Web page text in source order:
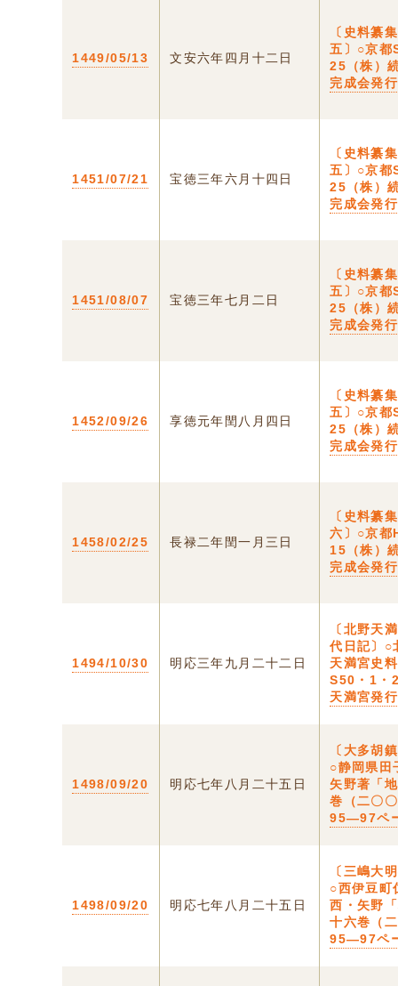
1449/05/13 文安六年四月十二日
〔史料纂
五〕○京都
25（株）
完成会発行
1451/07/21 宝徳三年六月十四日
〔史料纂
五〕○京都
25（株）
完成会発行
1451/08/07 宝徳三年七月二日
〔史料纂
五〕○京都
25（株）
完成会発行
1452/09/26 享徳元年閏八月四日
〔史料纂
五〕○京都
25（株）
完成会発行
1458/02/25 長禄二年閏一月三日
〔史料纂
六〕○京都
15（株）
完成会発行
1494/10/30 明応三年九月二十二日
〔北野天
代日記〕○
天満宮史
S50・1
天満宮発行
1498/09/20 明応七年八月二十五日
〔大多胡
○静岡県田
矢野著「
巻（二〇
95―97ペ
1498/09/20 明応七年八月二十五日
〔三嶋大
○西伊豆町
西・矢野
十六巻（
95―97ペ